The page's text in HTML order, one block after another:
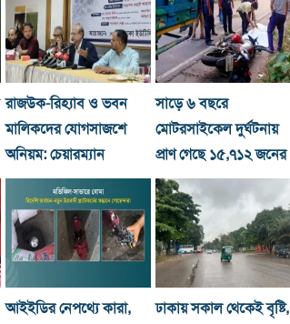
রাজউক-রিহ্যাব ও ভবন
মালিকদের যোগসাজশে
অনিয়ম: চেয়ারম্যান
সাড়ে ৬ বছরে
মোটরসাইকেল দুর্ঘটনায়
প্রাণ গেছে ১৫,৭১২ জনের
আইইডির নেপথ্যে কারা,
ঢাকায় সকাল থেকেই বৃষ্টি,